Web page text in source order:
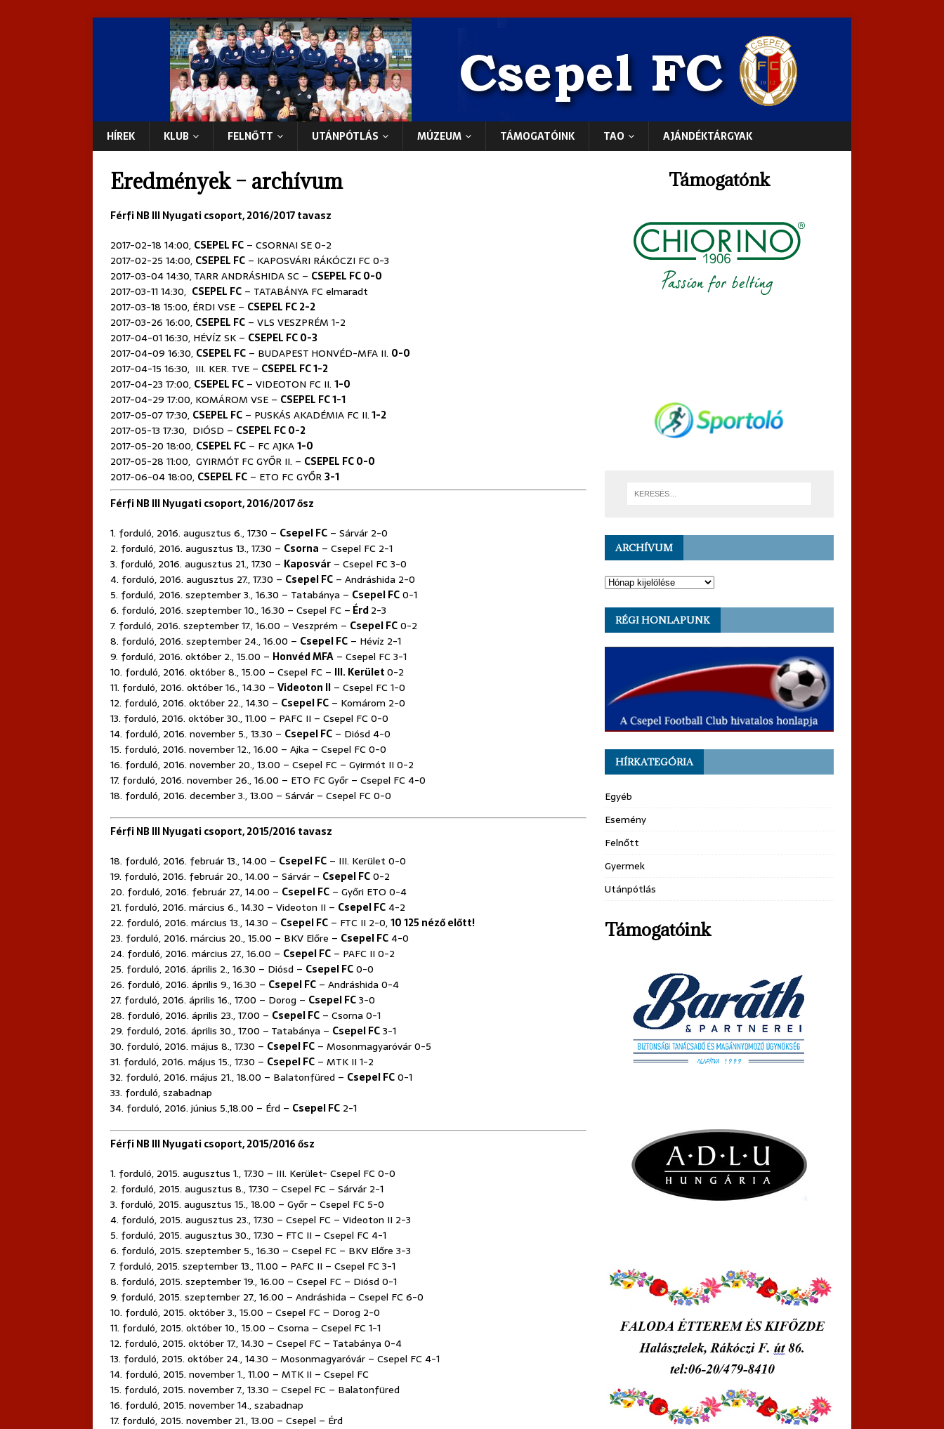
HÍREK KLUB FELNŐTT UTÁNPÓTLÁS MÚZEUM TÁMOGATÓINK TAO AJÁNDÉKTÁRGYAK
Eredmények – archívum
Férfi NB III Nyugati csoport, 2016/2017 tavasz
2017-02-18 14:00, CSEPEL FC – CSORNAI SE 0-2
2017-02-25 14:00, CSEPEL FC – KAPOSVÁRI RÁKÓCZI FC 0-3
2017-03-04 14:30,TARR ANDRÁSHIDA SC – CSEPEL FC0-0
2017-03-11 14:30, CSEPEL FC – TATABÁNYA FC elmaradt
2017-03-18 15:00, ÉRDI VSE – CSEPEL FC2-2
2017-03-26 16:00, CSEPEL FC – VLS VESZPRÉM 1-2
2017-04-01 16:30, HÉVÍZ SK – CSEPEL FC0-3
2017-04-09 16:30, CSEPEL FC – BUDAPEST HONVÉD-MFA II. 0-0
2017-04-15 16:30, III. KER. TVE – CSEPEL FC 1-2
2017-04-23 17:00, CSEPEL FC – VIDEOTON FC II. 1-0
2017-04-29 17:00, KOMÁROM VSE – CSEPEL FC 1-1
2017-05-07 17:30, CSEPEL FC – PUSKÁS AKADÉMIA FC II.1-2
2017-05-13 17:30, DIÓSD – CSEPEL FC 0-2
2017-05-20 18:00, CSEPEL FC – FC AJKA1-0
2017-05-28 11:00, GYIRMÓT FC GYŐR II. – CSEPEL FC 0-0
2017-06-04 18:00, CSEPEL FC – ETO FC GYŐR3-1
Férfi NB III Nyugati csoport, 2016/2017 ősz
1. forduló, 2016. augusztus 6., 17.30 – Csepel FC – Sárvár 2-0
2. forduló, 2016. augusztus 13., 17.30 – Csorna – Csepel FC 2-1
3. forduló, 2016. augusztus 21., 17.30 – Kaposvár – Csepel FC 3-0
4. forduló, 2016. augusztus 27., 17.30 – Csepel FC – Andráshida 2-0
5. forduló, 2016. szeptember 3., 16.30 – Tatabánya – Csepel FC0-1
6. forduló, 2016. szeptember 10., 16.30 – Csepel FC – Érd2-3
7. forduló, 2016. szeptember 17., 16.00 – Veszprém – Csepel FC0-2
8. forduló, 2016. szeptember 24., 16.00 – Csepel FC – Hévíz 2-1
9. forduló, 2016. október 2., 15.00 – Honvéd MFA – Csepel FC 3-1
10. forduló, 2016. október 8., 15.00 – Csepel FC – III. Kerület0-2
11. forduló, 2016. október 16., 14.30 – Videoton II – Csepel FC 1-0
12. forduló, 2016. október 22., 14.30 – Csepel FC – Komárom 2-0
13. forduló, 2016. október 30., 11.00 – PAFC II – Csepel FC 0-0
14. forduló, 2016. november 5., 13.30 – Csepel FC – Diósd 4-0
15. forduló, 2016. november 12., 16.00 – Ajka – Csepel FC 0-0
16. forduló, 2016. november 20., 13.00 – Csepel FC – Gyirmót II 0-2
17. forduló, 2016. november 26., 16.00 – ETO FC Győr – Csepel FC 4-0
18. forduló, 2016. december 3., 13.00 – Sárvár – Csepel FC 0-0
Férfi NB III Nyugati csoport, 2015/2016 tavasz
18. forduló, 2016. február 13., 14.00 – Csepel FC – III. Kerület 0-0
19. forduló, 2016. február 20., 14.00 – Sárvár – Csepel FC0-2
20. forduló, 2016. február 27., 14.00 – Csepel FC – Győri ETO 0-4
21. forduló, 2016. március 6., 14.30 – Videoton II – Csepel FC4-2
22. forduló, 2016. március 13., 14.30 – Csepel FC – FTC II 2-0,10 125 néző előtt!
23. forduló, 2016. március 20., 15.00 – BKV Előre – Csepel FC4-0
24. forduló, 2016. március 27., 16.00 – Csepel FC – PAFC II 0-2
25. forduló, 2016. április 2., 16.30 – Diósd – Csepel FC0-0
26. forduló, 2016. április 9., 16.30 – Csepel FC – Andráshida 0-4
27. forduló, 2016. április 16., 17.00 – Dorog – Csepel FC3-0
28. forduló, 2016. április 23., 17.00 – Csepel FC – Csorna 0-1
29. forduló, 2016. április 30., 17.00 – Tatabánya – Csepel FC3-1
30. forduló, 2016. május 8., 17.30 – Csepel FC – Mosonmagyaróvár 0-5
31. forduló, 2016. május 15., 17.30 – Csepel FC – MTK II 1-2
32. forduló, 2016. május 21., 18.00 – Balatonfüred – Csepel FC0-1
33. forduló, szabadnap
34. forduló, 2016. június 5.,18.00 – Érd – Csepel FC 2-1
Férfi NB III Nyugati csoport, 2015/2016 ősz
1. forduló, 2015. augusztus 1., 17.30 – III. Kerület- Csepel FC 0-0
2. forduló, 2015. augusztus 8., 17.30 – Csepel FC – Sárvár 2-1
3. forduló, 2015. augusztus 15., 18.00 – Győr – Csepel FC 5-0
4. forduló, 2015. augusztus 23., 17.30 – Csepel FC – Videoton II 2-3
5. forduló, 2015. augusztus 30., 17.30 – FTC II – Csepel FC 4-1
6. forduló, 2015. szeptember 5., 16.30 – Csepel FC – BKV Előre 3-3
7. forduló, 2015. szeptember 13., 11.00 – PAFC II – Csepel FC 3-1
8. forduló, 2015. szeptember 19., 16.00 – Csepel FC – Diósd 0-1
9. forduló, 2015. szeptember 27., 16.00 – Andráshida – Csepel FC 6-0
10. forduló, 2015. október 3., 15.00 – Csepel FC – Dorog 2-0
11. forduló, 2015. október 10., 15.00 – Csorna – Csepel FC 1-1
12. forduló, 2015. október 17., 14.30 – Csepel FC – Tatabánya 0-4
13. forduló, 2015. október 24., 14.30 – Mosonmagyaróvár – Csepel FC 4-1
14. forduló, 2015. november 1., 11.00 – MTK II – Csepel FC
15. forduló, 2015. november 7., 13.30 – Csepel FC – Balatonfüred
16. forduló, 2015. november 14., szabadnap
17. forduló, 2015. november 21., 13.00 – Csepel – Érd
Támogatónk
ARCHÍVUM
RÉGI HONLAPUNK
HÍRKATEGÓRIA
Egyéb
Esemény
Felnőtt
Gyermek
Utánpótlás
Támogatóink